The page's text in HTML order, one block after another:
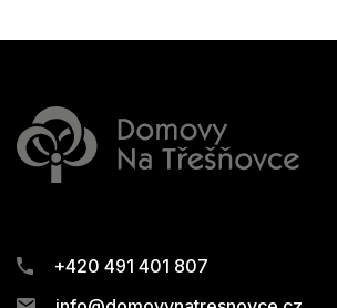
+420 491 401 807